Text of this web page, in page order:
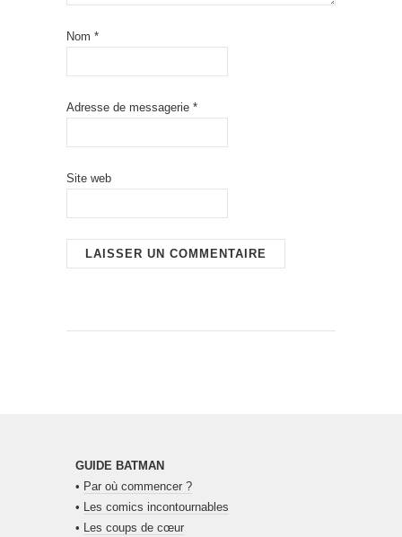
Nom *
Adresse de messagerie *
Site web
GUIDE BATMAN
• Par où commencer ?
• Les comics incontournables
• Les coups de cœur